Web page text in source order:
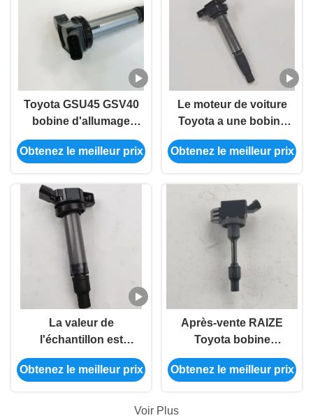
Toyota GSU45 GSV40
bobine d'allumage
automobile 90919-
02255
Obtenez le meilleur prix
Le moteur de voiture
Toyota a une bobine
d'allumage 90919-
02258 90919-02252
Obtenez le meilleur prix
La valeur de
l'échantillon est
calculée en fonction
de la valeur de
Obtenez le meilleur prix
Après-vente RAIZE
Toyota bobine
d'allumage OEM
90919-02281
Obtenez le meilleur prix
Voir Plus